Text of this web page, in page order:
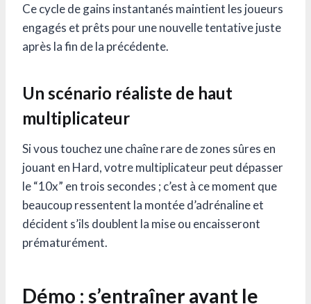
Ce cycle de gains instantanés maintient les joueurs
engagés et prêts pour une nouvelle tentative juste
après la fin de la précédente.
Un scénario réaliste de haut
multiplicateur
Si vous touchez une chaîne rare de zones sûres en
jouant en Hard, votre multiplicateur peut dépasser
le “10x” en trois secondes ; c’est à ce moment que
beaucoup ressentent la montée d’adrénaline et
décident s’ils doublent la mise ou encaisseront
prématurément.
Démo : s’entraîner avant le